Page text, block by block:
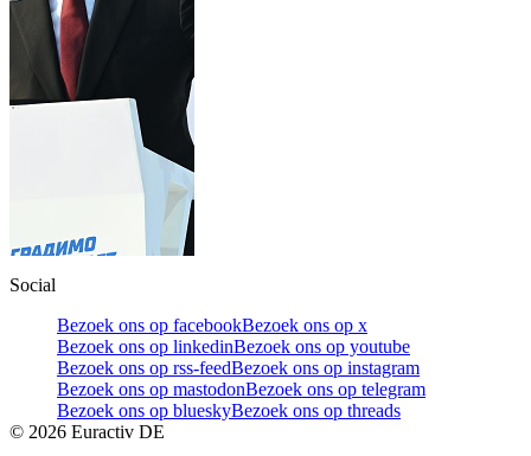
Social
Bezoek ons op facebookBezoek ons op x
Bezoek ons op linkedinBezoek ons op youtube
Bezoek ons op rss-feedBezoek ons op instagram
Bezoek ons op mastodonBezoek ons op telegram
Bezoek ons op blueskyBezoek ons op threads
© 2026 Euractiv DE